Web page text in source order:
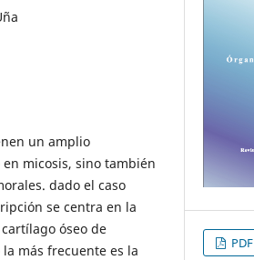
un amplio
micosis, sino también
dado el caso
se centra en la
óseo de
más frecuente es la
PDF